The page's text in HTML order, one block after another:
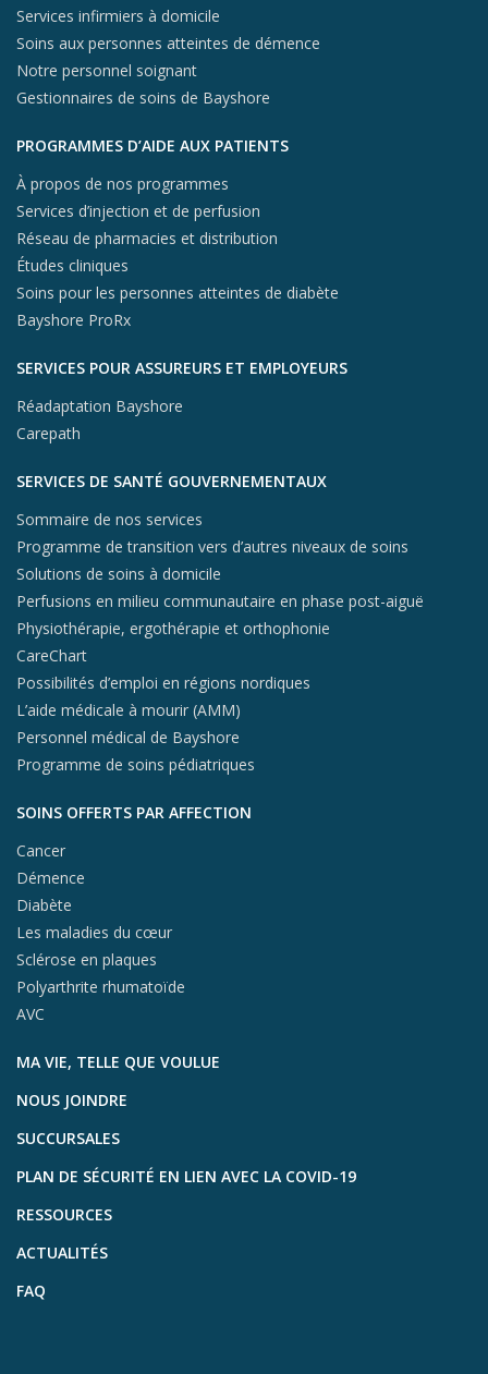
Services infirmiers à domicile
Soins aux personnes atteintes de démence
Notre personnel soignant
Gestionnaires de soins de Bayshore
PROGRAMMES D’AIDE AUX PATIENTS
À propos de nos programmes
Services d’injection et de perfusion
Réseau de pharmacies et distribution
Études cliniques
Soins pour les personnes atteintes de diabète
Bayshore ProRx
SERVICES POUR ASSUREURS ET EMPLOYEURS
Réadaptation Bayshore
Carepath
SERVICES DE SANTÉ GOUVERNEMENTAUX
Sommaire de nos services
Programme de transition vers d’autres niveaux de soins
Solutions de soins à domicile
Perfusions en milieu communautaire en phase post-aiguë
Physiothérapie, ergothérapie et orthophonie
CareChart
Possibilités d’emploi en régions nordiques
L’aide médicale à mourir (AMM)
Personnel médical de Bayshore
Programme de soins pédiatriques
SOINS OFFERTS PAR AFFECTION
Cancer
Démence
Diabète
Les maladies du cœur
Sclérose en plaques
Polyarthrite rhumatoïde
AVC
MA VIE, TELLE QUE VOULUE
NOUS JOINDRE
SUCCURSALES
PLAN DE SÉCURITÉ EN LIEN AVEC LA COVID-19
RESSOURCES
ACTUALITÉS
FAQ